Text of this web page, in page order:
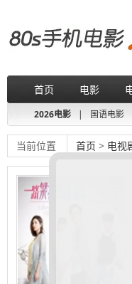
首页 电影
2026电影 | 国语电影
当前位置 首页 > 电视